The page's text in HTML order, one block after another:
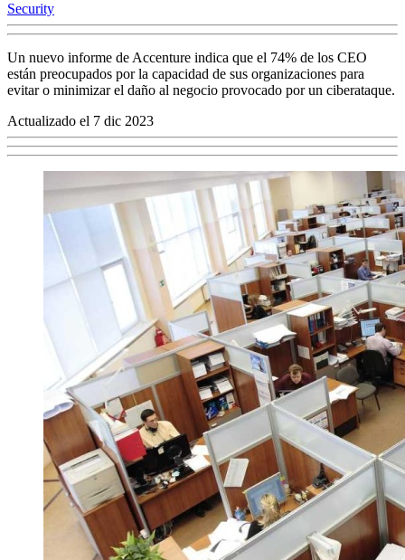
Security
Un nuevo informe de Accenture indica que el 74% de los CEO
están preocupados por la capacidad de sus organizaciones para
evitar o minimizar el daño al negocio provocado por un ciberataque.
Actualizado el 7 dic 2023